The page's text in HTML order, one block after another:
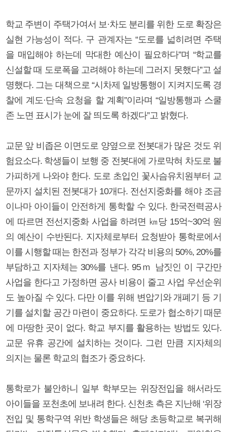
학교 주변이 주택가여서 보·차도 분리를 위한 도로 확장은
실현 가능성이 적다. 구 관계자는 “도로를 넓히려면 주택
을 매입해야 하는데 막대한 예산이 필요하다”며 “학교를
신설할 때 도로폭을 고려해야 하는데 그러지 못했다”고 설
명했다. 그는 대책으로 “시차제 일방통행이 지켜지도록 경
찰에 계도·단속 요청을 할 계획”이라며 “일방통행과 스쿨
존 노면 표시가 눈에 잘 띄도록 하겠다”고 밝혔다.
교문 앞 비좁은 이면도로 양옆으로 전봇대가 많은 것도 위
험요소다. 학생들이 보행 중 전봇대에 가로막혀 차도로 불
가피하게 나와야 한다. 도로 초입인 꽃사슴유치원부터 교
문까지 설치된 전봇대가 10개다. 전선지중화를 해야 조금
이나마 아이들이 안전하게 통학할 수 있다. 한국전력공사
에 따르면 전선지중화 사업을 하려면 ㎞당 15억~30억 원
의 예산이 수반된다. 지자체로부터 요청받아 통학로에서
이를 시행할 때는 한전과 정부가 각각 비용의 50%, 20%를
부담하고 지자체는 30%를 낸다. 95ｍ 남짓인 이 구간만
사업을 한다고 가정하면 공사 비용이 줄고 사업 우선순위
도 높아질 수 있다. 다만 이를 위해 변압기와 개폐기 등 기
기를 설치할 공간 마련이 중요하다. 도로가 협소하기 때문
에 마땅한 곳이 없다. 학교 부지를 활용하는 방법도 있다.
교문 유휴 공간에 설치하는 것이다. 그런 만큼 지자체의
의지는 물론 학교의 협조가 중요하다.
통학로가 불안하니 일부 학부모는 위장전입을 해서라도
아이들을 포천초에 보내려 한다. 신천초 측은 지난해 ‘위장
전입 및 통학구역 위반 학생들은 해당 초등학교로 복귀해